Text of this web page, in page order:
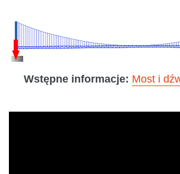
Wstępne informacje: Most i